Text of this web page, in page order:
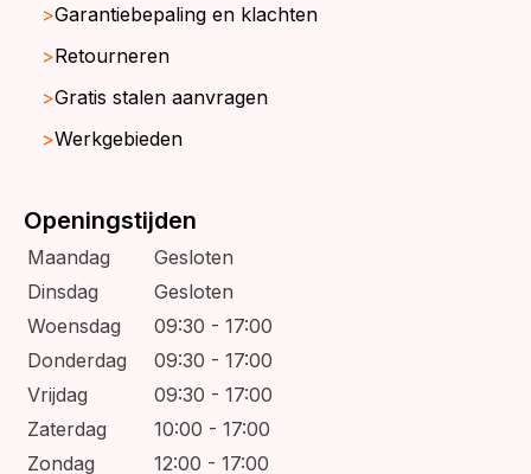
Garantiebepaling en klachten
Retourneren
Gratis stalen aanvragen
Werkgebieden
Openingstijden
Maandag
Gesloten
Dinsdag
Gesloten
Woensdag
09:30 - 17:00
Donderdag
09:30 - 17:00
Vrijdag
09:30 - 17:00
Zaterdag
10:00 - 17:00
Zondag
12:00 - 17:00